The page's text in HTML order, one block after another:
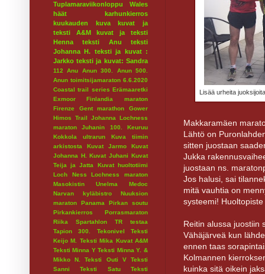
Lisää urheita
Makkaramäen
Lähtö on
sitten juostaan
Jukka
juostaan ns.
Jos halusi, sai
mitä vauhtia on
systeemi!
Reitin alussa juostiin
Vähäjärveä kun
ennen taas
Kolmannen
kuinka sitä oikein
Tuplamaraviikonloppu
Wales
häät
karhunkierros
kuukauden kuva
kuvat ja
teksti A&M
kuvat ja teksti
Henna
teksti Anu
teksti
Johanna H. teksti ja kuvat :
Jarkko teksti ja kuvat: Sandra
112 Anu Anun 300.
Anun 500.
Anun toimitsijamaraton 6.6.2020
Coastal trail series Erämaaretki
Exmoor
Finlandia maraton
Firenze
Gent marathon
Gower
Himos Trail
Johanna Lochness
maraton
Juhanin 100.
Keuruu
Kokkola ultrarun
Kuva tiimin
arkistosta
Kuvat Jarmo
Kuvat
Johanna H.
Kuvat Juhani Kuvat
Teija ja Jatta
Kuvat huoltotiimi
Loch Ness
Lochness maraton
Masokistin Unelma
Medoc
Narvan kyläbistro
Nuuksion
maraton
Panama
Pirkan soutu
Pirkankierros
Porrasmaraton
Riika
Spartahlon
TR testaa
Tapion 300.
Tekonivel
Teksti
Keijo M.
Teksti Mika Kuvat A&M
Teksti Minna Y Teksti Minna Y. &
Mikko N.
Teksti Outi V
Teksti
Sanni
Teksti Satu
Teksti